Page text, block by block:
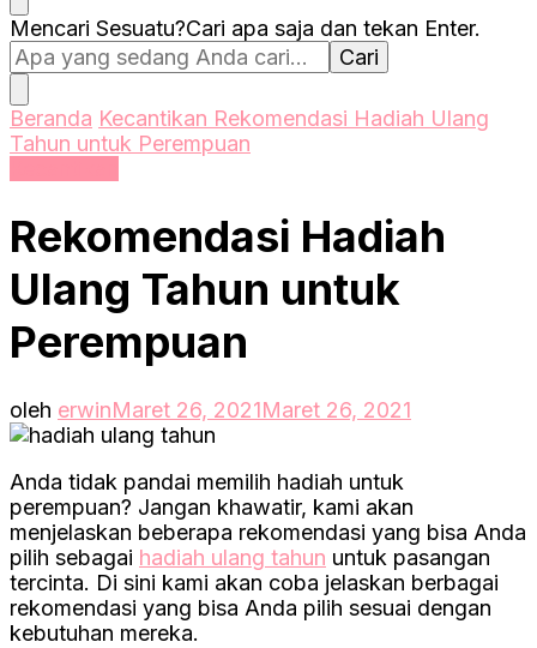
Mencari Sesuatu?Cari apa saja dan tekan Enter.
Beranda Kecantikan Rekomendasi Hadiah Ulang
Tahun untuk Perempuan
Rekomendasi Hadiah
Ulang Tahun untuk
Perempuan
oleh erwinMaret 26, 2021Maret 26, 2021
Anda tidak pandai memilih hadiah untuk
perempuan? Jangan khawatir, kami akan
menjelaskan beberapa rekomendasi yang bisa Anda
pilih sebagai hadiah ulang tahun untuk pasangan
tercinta. Di sini kami akan coba jelaskan berbagai
rekomendasi yang bisa Anda pilih sesuai dengan
kebutuhan mereka.